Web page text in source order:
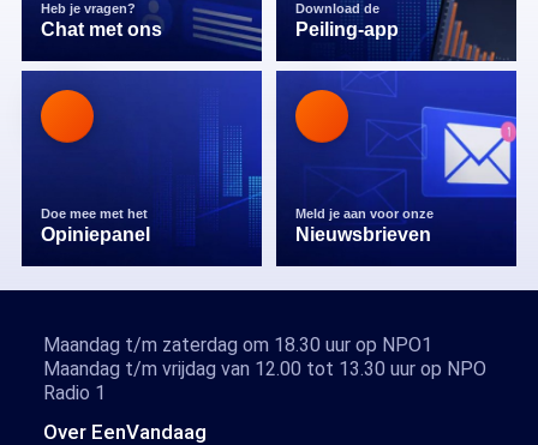
Heb je vragen?
Chat met ons
Download de
Peiling-app
Doe mee met het
Opiniepanel
Meld je aan voor onze
Nieuwsbrieven
Over EenVandaag
Maandag t/m zaterdag om 18.30 uur op NPO1
Maandag t/m vrijdag van 12.00 tot 13.30 uur op NPO
Radio 1